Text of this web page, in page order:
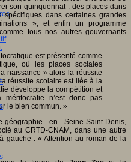
son quinquennat : des places dans
dans certaines grandes
», et enfin un programme
tous nos autres gouvernants
est présenté comme
où les places sociales
naissance » alors la réussite
réussite scolaire est liée à la
développe la compétition et
méritocratie n’est donc pas
le bien commun. »
géographie en Seine-Saint-Denis,
au CRTD-CNAM, dans une autre
gauche : « Attention au roman de la